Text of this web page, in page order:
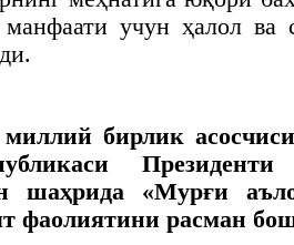
учун ҳалол ва
бирлик
шаҳрида «Мурғи
фаолиятини расман